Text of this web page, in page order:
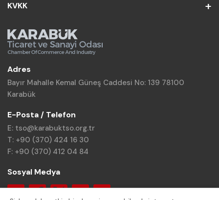
KVKK
Adres
Bayır Mahalle Kemal Güneş Caddesi No: 139 78100
Karabük
E-Posta / Telefon
E: tso@karabuktso.org.tr
T: +90 (370) 424 16 30
F: +90 (370) 412 04 84
Sosyal Medya